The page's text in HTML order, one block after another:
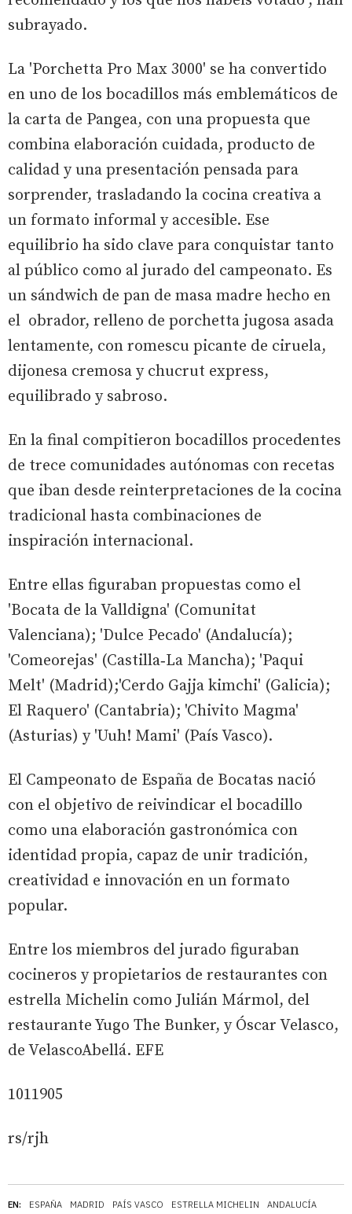
EN: ESPAÑA MADRID PAÍS VASCO ESTRELLA MICHELIN ANDALUCÍA
subrayado.
La 'Porchetta Pro Max 3000' se ha convertido
en uno de los bocadillos más emblemáticos de
la carta de Pangea, con una propuesta que
combina elaboración cuidada, producto de
calidad y una presentación pensada para
sorprender, trasladando la cocina creativa a
un formato informal y accesible. Ese
equilibrio ha sido clave para conquistar tanto
al público como al jurado del campeonato. Es
un sándwich de pan de masa madre hecho en
el obrador, relleno de porchetta jugosa asada
lentamente, con romescu picante de ciruela,
dijonesa cremosa y chucrut express,
equilibrado y sabroso.
En la final compitieron bocadillos procedentes
de trece comunidades autónomas con recetas
que iban desde reinterpretaciones de la cocina
tradicional hasta combinaciones de
inspiración internacional.
Entre ellas figuraban propuestas como el
'Bocata de la Valldigna' (Comunitat
Valenciana); 'Dulce Pecado' (Andalucía);
'Comeorejas' (Castilla‑La Mancha); 'Paqui
Melt' (Madrid);'Cerdo Gajja kimchi' (Galicia);
El Raquero' (Cantabria); 'Chivito Magma'
(Asturias) y 'Uuh! Mami' (País Vasco).
El Campeonato de España de Bocatas nació
con el objetivo de reivindicar el bocadillo
como una elaboración gastronómica con
identidad propia, capaz de unir tradición,
creatividad e innovación en un formato
popular.
Entre los miembros del jurado figuraban
cocineros y propietarios de restaurantes con
estrella Michelin como Julián Mármol, del
restaurante Yugo The Bunker, y Óscar Velasco,
de VelascoAbellá. EFE
1011905
rs/rjh